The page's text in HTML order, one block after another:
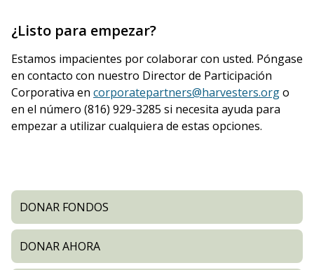
¿Listo para empezar?
Estamos impacientes por colaborar con usted. Póngase
en contacto con nuestro Director de Participación
Corporativa en corporatepartners@harvesters.orgo
en el número (816) 929-3285 si necesita ayuda para
empezar a utilizar cualquiera de estas opciones.
DONAR FONDOS
DONAR AHORA